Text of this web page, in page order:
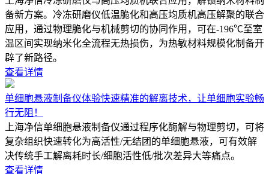
备新方案。冷冻研磨仪低温脆化和高压均质机高压解聚的联合
应用，通过物理脆化与机械剪切的协同作用，可在-196℃至室
温区间实现纳米化全流程无热损伤，为热敏材料规模化制备开
辟了新路径。
查看详情
单细胞悬液制备仪体验快速精准的解离技术，让单细胞实验畅
行无阻！
上海净信单细胞悬液制备仪通过程序化酶解与物理剪切，可将
复杂组织快速转化为高活性/无结团的单细胞悬液，可有效解
决传统手工解离耗时长/细胞活性低/批次差异大等痛点。
查看详情